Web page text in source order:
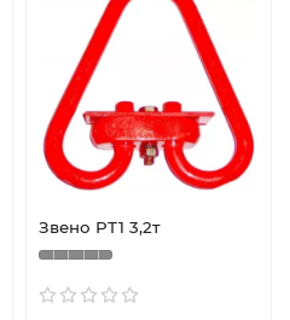
Звено РТ1 3,2т